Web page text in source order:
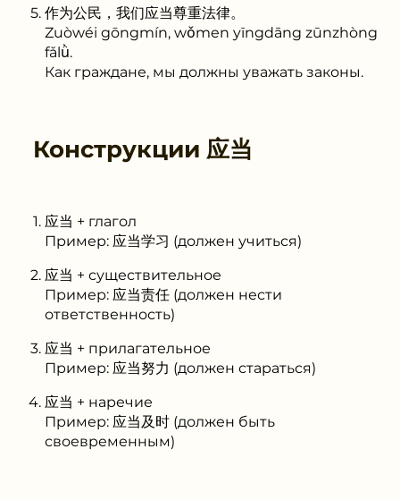
作为公民，我们应当尊重法律。
Zuòwéi gōngmín, wǒmen yīngdāng zūnzhòng
fǎlǜ.
Как граждане, мы должны уважать законы.
Конструкции 应当
应当 + глагол
Пример: 应当学习 (должен учиться)
应当 + существительное
Пример: 应当责任 (должен нести
ответственность)
应当 + прилагательное
Пример: 应当努力 (должен стараться)
应当 + наречие
Пример: 应当及时 (должен быть
своевременным)